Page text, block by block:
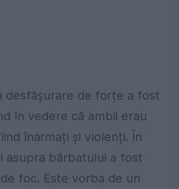
desfășurare de forțe a fost
în vedere că ambii erau
înarmați și violenți. În
asupra bărbatului a fost
foc. Este vorba de un